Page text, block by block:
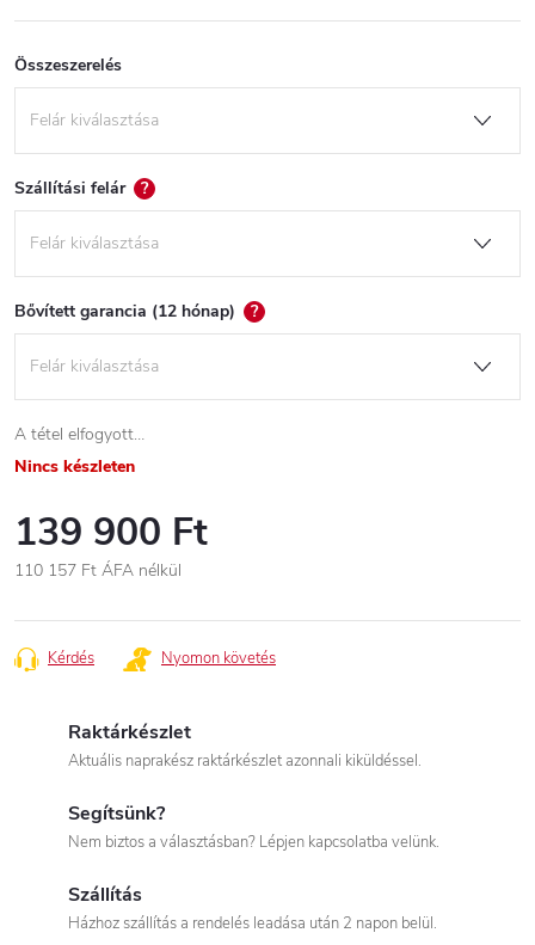
Összeszerelés
Szállítási felár ?
Bővített garancia (12 hónap) ?
A tétel elfogyott…
Nincs készleten
139 900 Ft
110 157 Ft ÁFA nélkül
Kérdés Nyomon követés
Raktárkészlet
Aktuális naprakész raktárkészlet azonnali kiküldéssel.
Segítsünk?
Nem biztos a választásban? Lépjen kapcsolatba velünk.
Szállítás
Házhoz szállítás a rendelés leadása után 2 napon belül.